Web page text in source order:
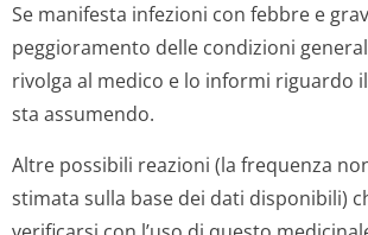
Se manifesta infezioni con febbre e
peggioramento delle condizioni
rivolga al medico e lo informi riguardo
sta assumendo.
Altre possibili reazioni (la frequenza
stimata sulla base dei dati disponibili)